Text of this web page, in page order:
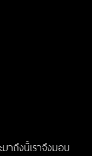
มาถึงนี้เราจึงมอบ